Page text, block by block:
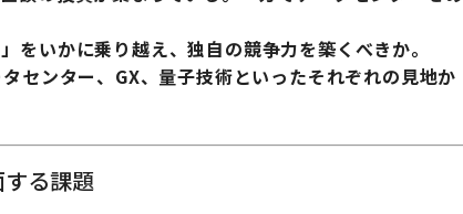
をいかに乗り越え、独自の競争力を築くべきか。
センター、GX、量子技術といったそれぞれの見地か
る課題